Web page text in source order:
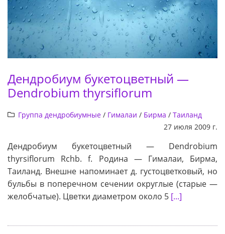
Дендробиум букетоцветный —
Dendrobium thyrsiflorum
Группа дендробиумные/ Гималаи / Бирма / Таиланд
27 июля 2009 г.
Дендробиум букетоцветный — Dendrobium
thyrsiflorum Rchb. f. Родина — Гималаи, Бирма,
Таиланд. Внешне напоминает д. густоцветковый, но
бульбы в поперечном сечении округлые (старые —
желобчатые). Цветки диаметром около 5 [...]